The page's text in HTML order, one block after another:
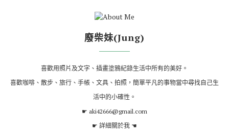
廢柴妹(Jung)
喜歡用照片及文字、插畫塗鴉紀錄生活中所有的美好。
喜歡咖啡、散步、旅行、手帳、文具、拍照，簡單平凡的事物當中尋找自己生
活中的小確性。
☛ aki42666@gmail.com
☛ 詳細關於我 ☚